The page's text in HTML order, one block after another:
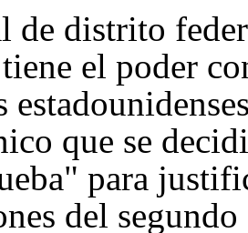
de distrito
el poder
que se
para
del